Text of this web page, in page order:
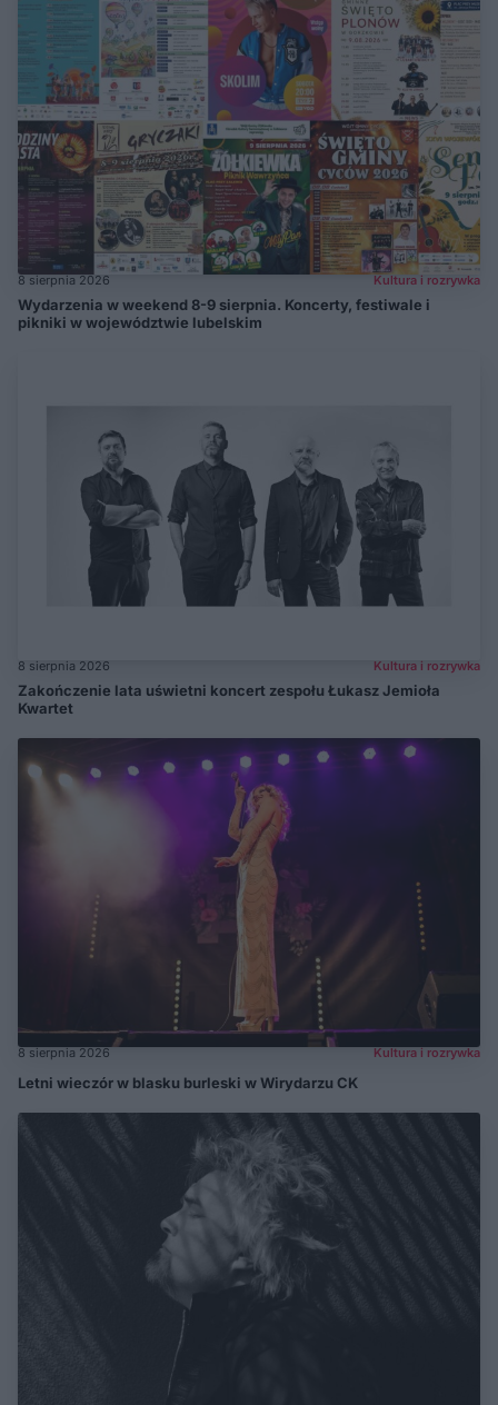
8 sierpnia 2026 Kultura i rozrywka
Wydarzenia w weekend 8-9 sierpnia. Koncerty, festiwale i
pikniki w województwie lubelskim
8 sierpnia 2026 Kultura i rozrywka
Zakończenie lata uświetni koncert zespołu Łukasz Jemioła
Kwartet
8 sierpnia 2026 Kultura i rozrywka
Letni wieczór w blasku burleski w Wirydarzu CK